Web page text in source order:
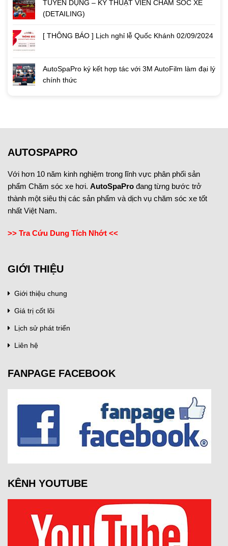
TUYỂN DỤNG – KỸ THUẬT VIÊN CHĂM SÓC XE
(DETAILING)
[ THÔNG BÁO ] Lịch nghỉ lễ Quốc Khánh 02/09/2024
AutoSpaPro ký kết hợp tác với 3M AutoFilm làm đại lý
chính thức
AUTOSPAPRO
Với hơn 10 năm kinh nghiệm trong lĩnh vực phân phối sản
phẩm Chăm sóc xe hơi. AutoSpaPro đang từng bước trở
thành một siêu thị các sản phẩm và dịch vụ chăm sóc xe tốt
nhất Việt Nam.
>> Tra Cứu Dung Tích Nhớt <<
GIỚI THIỆU
Giới thiệu chung
Giá trị cốt lõi
Lịch sử phát triển
Liên hệ
FANPAGE FACEBOOK
KÊNH YOUTUBE